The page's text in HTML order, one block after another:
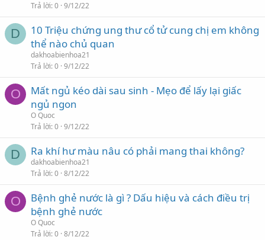
Trả lời 0 9/12/22
D
10 Triệu chứng ung thư cổ tử cung chị em không
thể nào chủ quan
dakhoabienhoa21
Trả lời 0 9/12/22
O
Mất ngủ kéo dài sau sinh - Mẹo để lấy lại giấc
ngủ ngon
O Quoc
Trả lời 0 9/12/22
D Ra khí hư màu nâu có phải mang thai không?
dakhoabienhoa21
Trả lời 0 8/12/22
O
Bệnh ghẻ nước là gì ? Dấu hiệu và cách điều trị
bệnh ghẻ nước
O Quoc
Trả lời 0 8/12/22